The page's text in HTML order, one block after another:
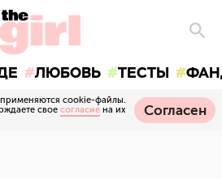
ЛЮБОВЬ ТЕСТЫ
cookie-файлы.
свое согласие на их
Согласен